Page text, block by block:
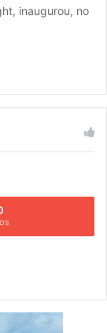
inaugurou, no